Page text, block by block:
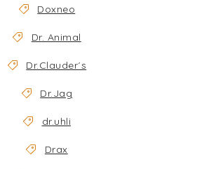
Doxneo
Dr. Animal
Dr.Clauder´s
Dr.Jag
dr.uhli
Drax